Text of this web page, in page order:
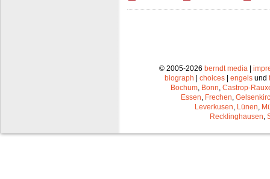
© 2005-2026 berndt media|
biograph | choices | engels und
Bochum, Bonn, Castrop-
Essen, Frechen,
Leverkusen, Lünen,
Recklinghausen,